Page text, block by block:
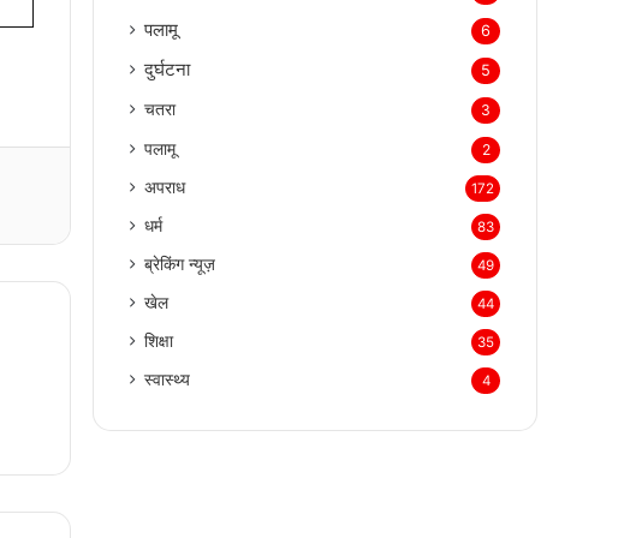
पलामू 6
दुर्घटना 5
चतरा 3
पलामू 2
अपराध 172
धर्म 83
ब्रेकिंग न्यूज़ 49
खेल 44
शिक्षा 35
स्वास्थ्य 4